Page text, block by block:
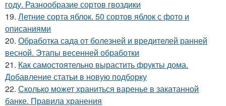
году. Разнообразие сортов гвоздики
19. Летние сорта яблок. 50 сортов яблок с фото и
описаниями
20. Обработка сада от болезней и вредителей ранней
весной. Этапы весенней обработки
21. Как самостоятельно вырастить фрукты дома.
Добавление статьи в новую подборку
22. Сколько может храниться варенье в закатанной
банке. Правила хранения